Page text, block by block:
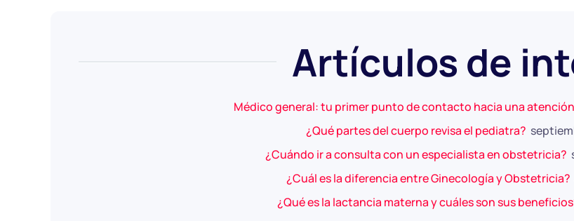
Artículos de
Médico general: tu primer punto de contacto hacia una
¿Qué partes del cuerpo revisa el pediatra?
¿Cuándo ir a consulta con un especialista en obstetricia?
¿Cuál es la diferencia entre Ginecología y Obstetricia?
¿Qué es la lactancia materna y cuáles son sus